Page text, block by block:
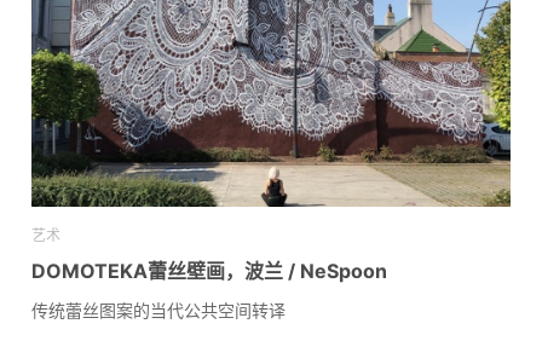
艺术
DOMOTEKA蕾丝壁画，波兰 / NeSpoon
传统蕾丝图案的当代公共空间转译